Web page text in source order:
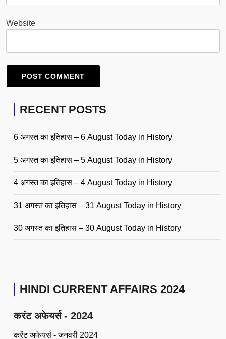
Website
RECENT POSTS
6 अगस्त का इतिहास – 6 August Today in History
5 अगस्त का इतिहास – 5 August Today in History
4 अगस्त का इतिहास – 4 August Today in History
31 अगस्त का इतिहास – 31 August Today in History
30 अगस्त का इतिहास – 30 August Today in History
HINDI CURRENT AFFAIRS 2024
करंट अफेयर्स - 2024
करेंट अफेयर्स - जनवरी 2024